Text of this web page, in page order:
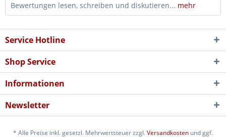
Bewertungen lesen, schreiben und diskutieren... mehr
Service Hotline
Shop Service
Informationen
Newsletter
* Alle Preise inkl. gesetzl. Mehrwertsteuer zzgl.Versandkosten und ggf.